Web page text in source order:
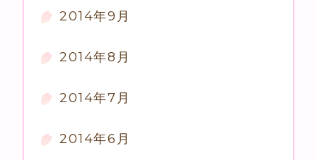
2014年9月
2014年8月
2014年7月
2014年6月